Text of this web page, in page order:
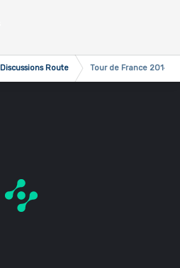
Discussions Route Tour de France 2014